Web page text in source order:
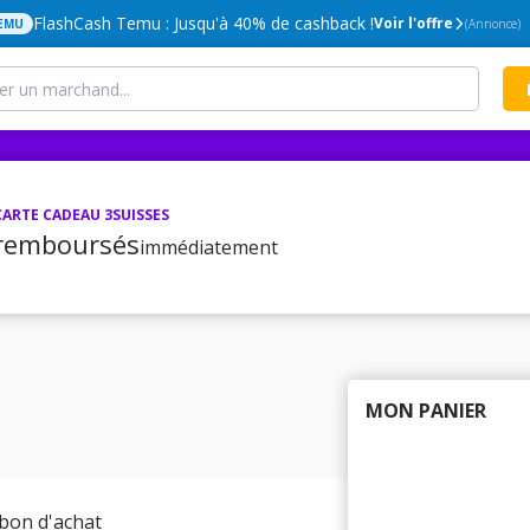
FlashCash Temu : Jusqu'à 40% de cashback !Voir l'offre (Annonce)
CADEAU 3SUISSES
immédiatement
d'achat
MON PANIER